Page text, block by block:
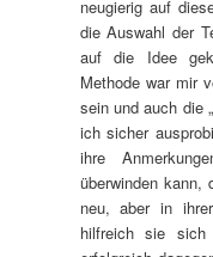
neugierig auf
die Auswahl der
auf die Idee
Methode war mir
sein und auch die
ich sicher
ihre
überwinden
neu, aber in
hilfreich sie sich